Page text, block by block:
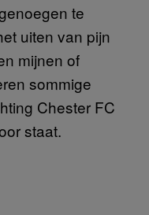
te
uiten van pijn
mijnen of
sommige
Chester FC
staat.